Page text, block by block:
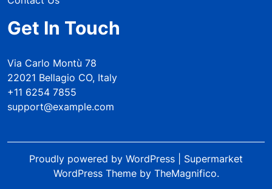
Get In Touch
Via Carlo Montù 78
22021 Bellagio CO, Italy
+11 6254 7855
support@example.com
Proudly powered by WordPress
Supermarket
WordPress Theme by TheMagnifico.